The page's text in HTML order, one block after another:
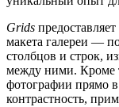
Grids
макета галереи —
столбцов и строк,
между ними. Кроме
фотографии прямо
контрастность,